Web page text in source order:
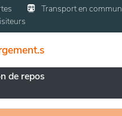
Transport en commun
de repos